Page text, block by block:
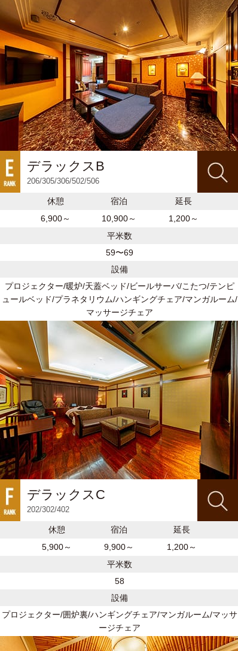
デラックスB
206/305/306/502/506
休憩 宿泊
延長
6,900～
10,900～
1,200～
平米数
59〜69
設備
プロジェクター/暖炉/天蓋ベッド/ビールサーバ/こたつ/テンピ
ュールベッド/プラネタリウム/ハンギングチェア/マンガルーム/
マッサージチェア
デラックスC
202/302/402
休憩 宿泊
延長
5,900～
9,900～
1,200～
平米数
58
設備
プロジェクター/囲炉裏/ハンギングチェア/マンガルーム/マッサ
ージチェア